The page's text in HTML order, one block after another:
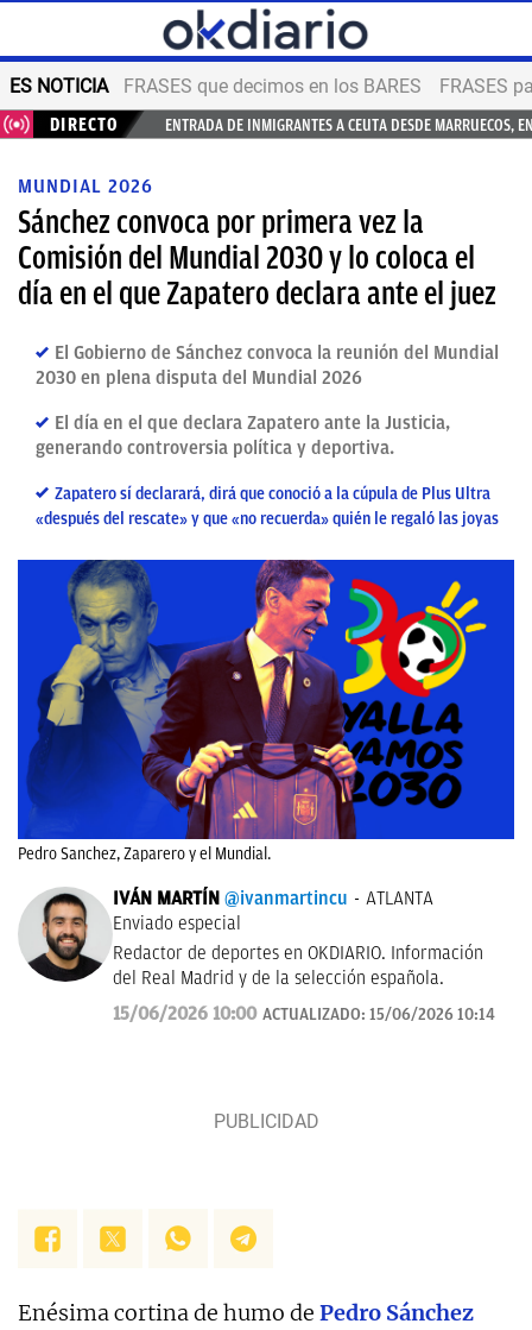
ES NOTICIA FRASES que decimos en los BARES FRASES
DIRECTO ENTRADA DE INMIGRANTES A CEUTA DESDE MARRUECOS,
MUNDIAL 2026
Sánchez convoca por primera vez la
Comisión del Mundial 2030 y lo coloca el
día en el que Zapatero declara ante el juez
El Gobierno de Sánchez convoca la reunión del Mundial
2030 en plena disputa del Mundial 2026
El día en el que declara Zapatero ante la Justicia,
generando controversia política y deportiva.
Zapatero sí declarará, dirá que conoció a la cúpula de Plus Ultra
«después del rescate» y que «no recuerda» quién le regaló las joyas
Pedro Sanchez, Zaparero y el Mundial.
IVÁN MARTÍN @ivanmartincu
ATLANTA
Enviado especial
Redactor de deportes en OKDIARIO. Información
del Real Madrid y de la selección española.
15/06/2026 10:00 ACTUALIZADO: 15/06/2026 10:14
Enésima cortina de humo de Pedro Sánchez